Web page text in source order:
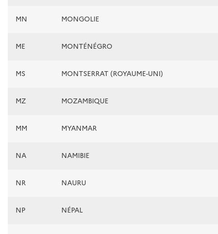
MN MONGOLIE
ME MONTÉNÉGRO
MS MONTSERRAT (ROYAUME-UNI)
MZ MOZAMBIQUE
MM MYANMAR
NA NAMIBIE
NR NAURU
NP NÉPAL